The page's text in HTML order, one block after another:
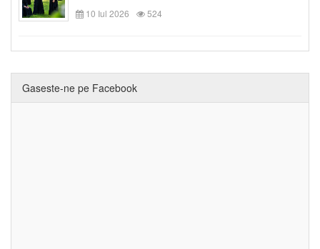
10 Iul 2026
524
Gaseste-ne pe Facebook